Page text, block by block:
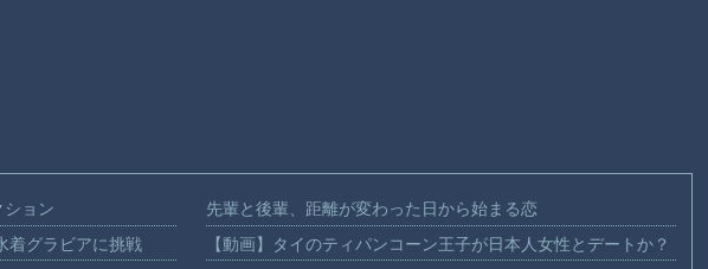
ション
着グラビアに挑戦
先輩と後輩、距離が変わった日から始まる恋
【動画】タイのティパンコーン王子が日本人女性とデートか？